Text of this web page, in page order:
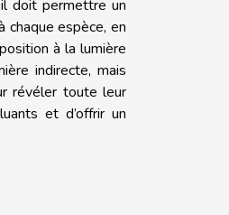
doit permettre un
chaque espèce, en
à la lumière
indirecte, mais
révéler toute leur
et d’offrir un